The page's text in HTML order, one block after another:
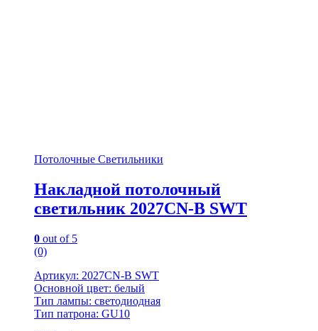
Потолочные Светильники
Накладной потолочный
светильник 2027CN-B SWT
0 out of 5
(0)
Артикул: 2027CN-B SWT
Основной цвет: белый
Тип лампы: светодиодная
Тип патрона: GU10